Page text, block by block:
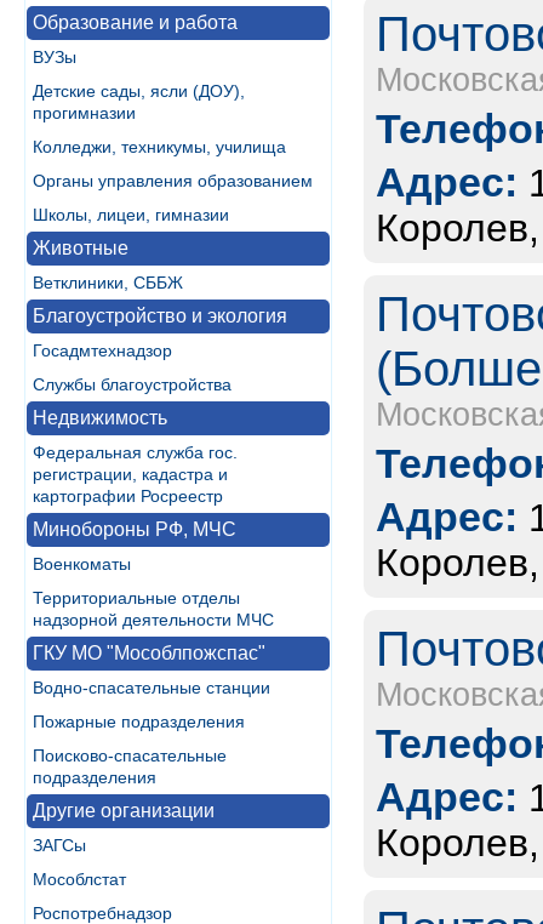
Образование и работа
ВУЗы
Детские сады, ясли (ДОУ),
прогимназии
Колледжи, техникумы, училища
Органы управления образованием
Школы, лицеи, гимназии
Животные
Ветклиники, СББЖ
Благоустройство и экология
Госадмтехнадзор
Службы благоустройства
Недвижимость
Федеральная служба гос.
регистрации, кадастра и
картографии Росреестр
Минобороны РФ, МЧС
Военкоматы
Территориальные отделы
надзорной деятельности МЧС
ГКУ МО "Мособлпожспас"
Водно-спасательные станции
Пожарные подразделения
Поисково-спасательные
подразделения
Другие организации
ЗАГСы
Мособлстат
Роспотребнадзор
Адрес:
Адрес:
Адрес: